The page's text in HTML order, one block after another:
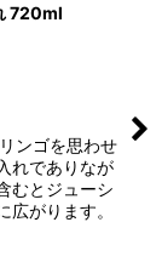
720ml
ンゴを思わせ
れでありなが
むとジューシ
がります。